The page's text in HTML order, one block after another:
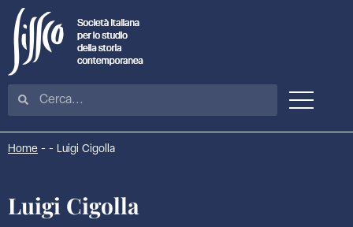
Home - - Luigi Cigolla
Luigi Cigolla